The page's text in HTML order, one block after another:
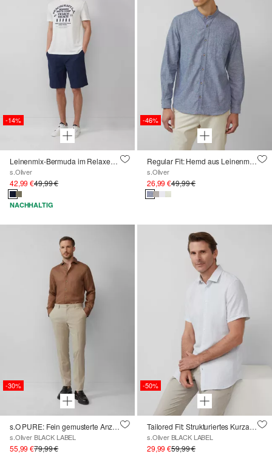
-14%
Leinenmix-Bermuda im Relaxed Fit
s.Oliver
42,99 €49,99 €
NACHHALTIG
-46%
Regular Fit: Hemd aus Leinenmix mit Stehkragen
s.Oliver
26,99 €49,99 €
-30%
s.O PURE: Fein gemusterte Anzughose
s.Oliver BLACK LABEL
55,99 €79,99 €
-50%
Tailored Fit: Strukturiertes Kurzarmhemd aus Leinemix
s.Oliver BLACK LABEL
29,99 €59,99 €